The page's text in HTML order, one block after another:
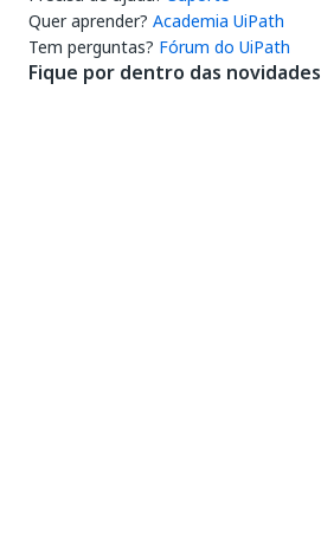
Quer aprender? Academia UiPath
Tem perguntas? Fórum do UiPath
Fique por dentro das novidades